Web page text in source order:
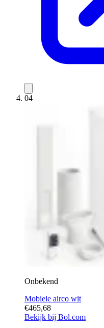
04
Onbekend
Mobiele airco wit
€465,68
Bekijk bij Bol.com